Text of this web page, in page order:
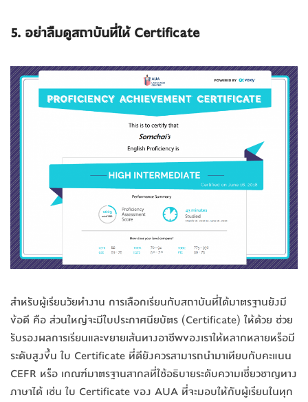
5. อย่าลืมดูสถาบันที่ให้ Certificate
สำหรับผู้เรียนวัยทำงาน การเลือกเรียนกับสถาบันที่ได้มาตรฐานยังมี
ข้อดี คือ ส่วนใหญ่จะมีใบประกาศนียบัตร (Certificate) ให้ด้วย ช่วย
รับรองผลการเรียนและขยายเส้นทางอาชีพของเราให้หลากหลายหรือมี
ระดับสูงขึ้น ใบ Certificate ที่ดียังควรสามารถนำมาเทียบกับคะแนน
CEFR หรือ เกณฑ์มาตรฐานสากลที่ใช้อธิบายระดับความเชี่ยวชาญทาง
ภาษาได้ เช่น ใบ Certificate ของ AUA ที่จะมอบให้กับผู้เรียนในทุก